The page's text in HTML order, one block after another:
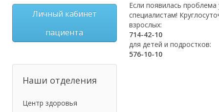
Если появилась
специалистам!
взрослых:
714-42-10
для детей и подростков:
576-10-10
Личный кабинет
пациента
Наши отделения
Центр здоровья